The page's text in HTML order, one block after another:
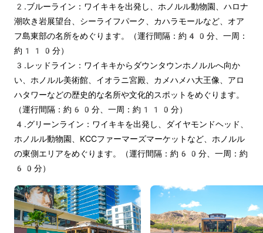
2.ブルーライン：ワイキキを出発し、ホノルル動物園、ハロナ
潮吹き岩展望台、シーライフパーク、カハラモールなど、オア
フ島東部の名所をめぐります。（運行間隔：約40分、一周：
約110分）
3.レッドライン：ワイキキからダウンタウンホノルルへ向か
い、ホノルル美術館、イオラニ宮殿、カメハメハ大王像、アロ
ハタワーなどの歴史的な名所や文化的スポットをめぐります。
（運行間隔：約60分、一周：約110分）
4.グリーンライン：ワイキキを出発し、ダイヤモンドヘッド、
ホノルル動物園、KCCファーマーズマーケットなど、ホノルル
の東側エリアをめぐります。（運行間隔：約60分、一周：約
60分）